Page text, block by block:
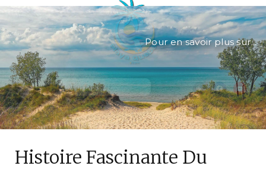
Pour en savoir plus sur...
Histoire Fascinante Du